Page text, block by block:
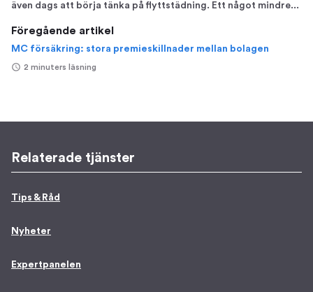
även dags att börja tänka på flyttstädning. Ett något mindre...
Föregående artikel
MC försäkring: stora premieskillnader mellan bolagen
2 minuters läsning
Relaterade tjänster
Tips & Råd
Nyheter
Expertpanelen